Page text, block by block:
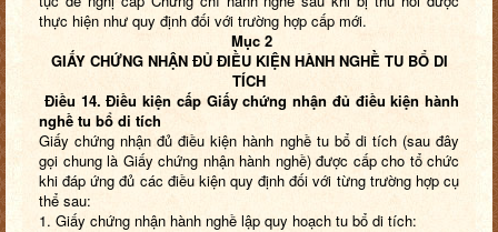
thực hiện như quy định đối với trường hợp cấp mới.
Mục 2
GIẤY CHỨNG NHẬN ĐỦ ĐIỀU KIỆN HÀNH NGHỀ TU BỔ DI
TÍCH
Điều 14. Điều kiện cấp Giấy chứng nhận đủ điều kiện hành
nghề tu bổ di tích
Giấy chứng nhận đủ điều kiện hành nghề tu bổ di tích (sau đây
gọi chung là Giấy chứng nhận hành nghề) được cấp cho tổ chức
khi đáp ứng đủ các điều kiện quy định đối với từng trường hợp cụ
thể sau:
1. Giấy chứng nhận hành nghề lập quy hoạch tu bổ di tích: